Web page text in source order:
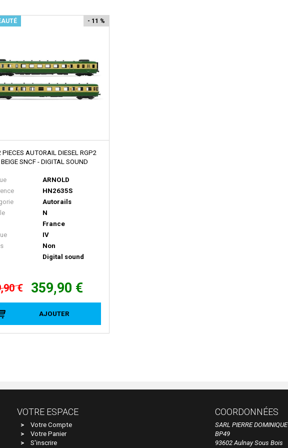
PIECES AUTORAIL DIESEL RGP2
BEIGE SNCF - DIGITAL SOUND
ARNOLD
HN2635S
Autorails
N
France
IV
Non
Digital sound
- 11 %
€ 359,90 €
AJOUTER
VOTRE ESPACE
Votre Compte
Votre Panier
S'inscrire
COORDONNÉES
SARL PIERRE DOMINIQUE
BP49
93602 Aulnay Sous Bois